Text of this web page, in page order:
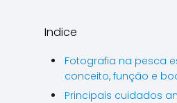
Indice
Fotografia na pesca
conceito, função e
Principais cuidados